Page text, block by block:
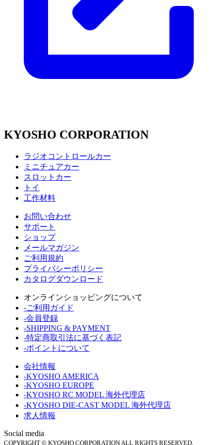
KYOSHO CORPORATION
ラジオコントロールカー
ミニチュアカー
スロットカー
トイ
工作材料
お問い合わせ
サポート
ショップ
メールマガジン
ご利用規約
プライバシーポリシー
カタログダウンロード
オンラインショッピングについて
-ご利用ガイド
-会員登録
-SHIPPING & PAYMENT
-特定商取引法に基づく表記
-ポイントについて
会社情報
-KYOSHO AMERICA
-KYOSHO EUROPE
-KYOSHO RC MODEL 海外代理店
-KYOSHO DIE-CAST MODEL 海外代理店
求人情報
Social media
COPYRIGHT © KYOSHO CORPORATION ALL RIGHTS RESERVED.